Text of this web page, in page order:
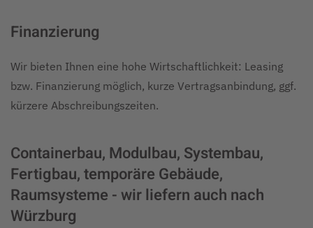
Finanzierung
Wir bieten Ihnen eine hohe Wirtschaftlichkeit: Leasing
bzw. Finanzierung möglich, kurze Vertragsanbindung, ggf.
kürzere Abschreibungszeiten.
Containerbau, Modulbau, Systembau,
Fertigbau, temporäre Gebäude,
Raumsysteme - wir liefern auch nach
Würzburg